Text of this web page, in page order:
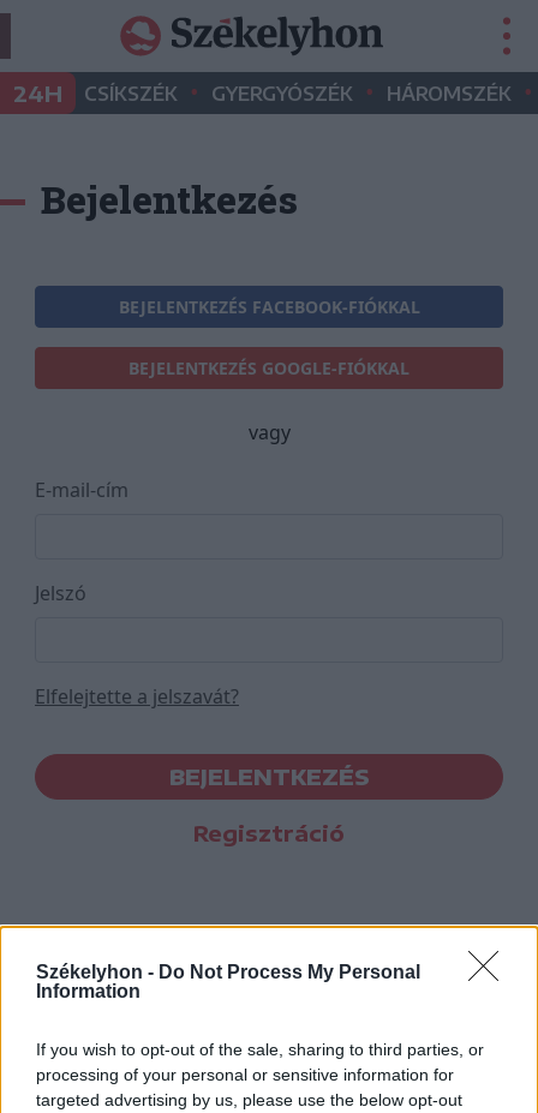
Székelyhon - Do Not Process My Personal
Information
If you wish to opt-out of the sale, sharing to third parties, or
processing of your personal or sensitive information for
targeted advertising by us, please use the below opt-out
24H CSÍKSZÉK • GYERGYÓSZÉK • HÁROMSZÉK •
Bejelentkezés
BEJELENTKEZÉS FACEBOOK-FIÓKKAL
BEJELENTKEZÉS GOOGLE-FIÓKKAL
vagy
E-mail-cím
Jelszó
Elfelejtette a jelszavát?
BEJELENTKEZÉS
Regisztráció